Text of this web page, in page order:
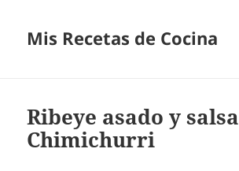
Mis Recetas de Cocina
Ribeye asado y salsa
Chimichurri